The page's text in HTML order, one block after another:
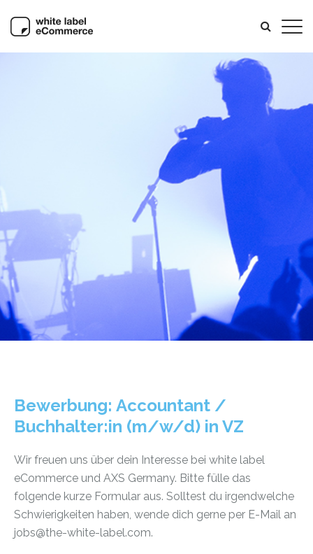
Bewerbung: Accountant /
Buchhalter:in (m/w/d) in VZ
Wir freuen uns über dein Interesse bei white label
eCommerce und AXS Germany. Bitte fülle das
folgende kurze Formular aus. Solltest du irgendwelche
Schwierigkeiten haben, wende dich gerne per E-Mail an
jobs@the-white-label.com.